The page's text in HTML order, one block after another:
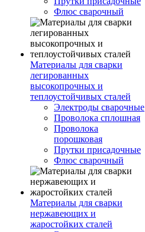
Флюс сварочный
Материалы для сварки
легированных
высокопрочных и
теплоустойчивых сталей
Электроды сварочные
Проволока сплошная
Проволока
порошковая
Прутки присадочные
Флюс сварочный
Материалы для сварки
нержавеющих и
жаростойких сталей